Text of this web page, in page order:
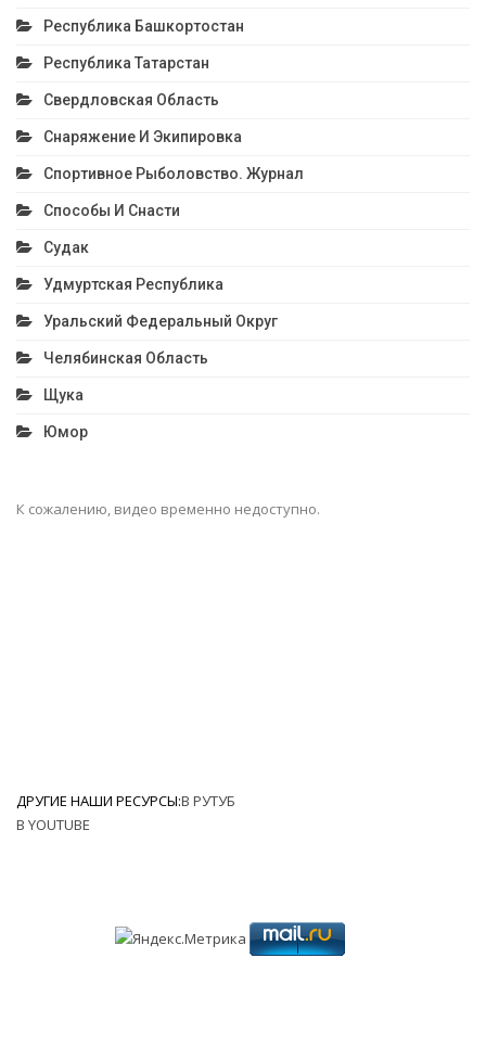
Республика Башкортостан
Республика Татарстан
Свердловская Область
Снаряжение И Экипировка
Спортивное Рыболовство. Журнал
Способы И Снасти
Судак
Удмуртская Республика
Уральский Федеральный Округ
Челябинская Область
Щука
Юмор
К сожалению, видео временно недоступно.
ДРУГИЕ НАШИ РЕСУРСЫ:В РУТУБ
В YOUTUBE